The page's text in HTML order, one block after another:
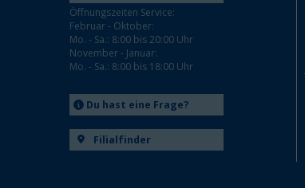
Öffnungszeiten Service:
Februar - Oktober:
Mo. - Sa.: 8:00 bis 20:00 Uhr
November - Januar:
Mo. - Sa.: 8:00 bis 18:00 Uhr
Du hast eine Frage?
Filialfinder